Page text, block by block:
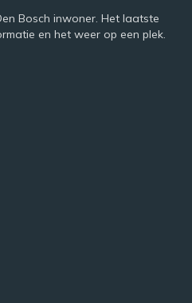
Bosch inwoner. Het laatste
en het weer op een plek.